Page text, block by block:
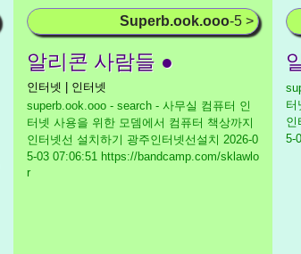
Superb.ook.ooo-5 >
알리콘 사람들 ●
인터넷 | 인터넷
superb.ook.ooo - search - 사무실 컴퓨터 인
터넷 사용을 위한 모뎀에서 컴퓨터 책상까지
인터넷선 설치하기 광주인터넷선설치 2026-0
5-03 07:06:51 https://bandcamp.com/sklawlo
r
터
인
5-